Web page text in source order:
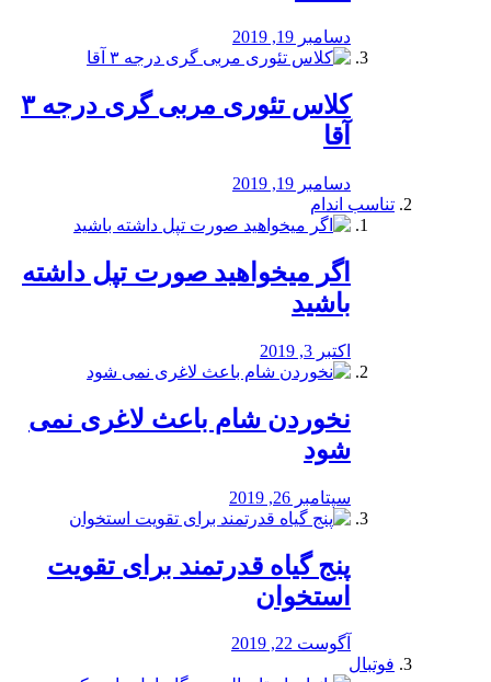
دسامبر 19, 2019
کلاس تئوری مربی گری درجه ۳
آقا
دسامبر 19, 2019
تناسب اندام
اگر میخواهید صورت تپل داشته
باشید
اکتبر 3, 2019
نخوردن شام باعث لاغری نمی
‌شود
سپتامبر 26, 2019
پنج گیاه قدرتمند برای تقویت
استخوان
آگوست 22, 2019
فوتبال